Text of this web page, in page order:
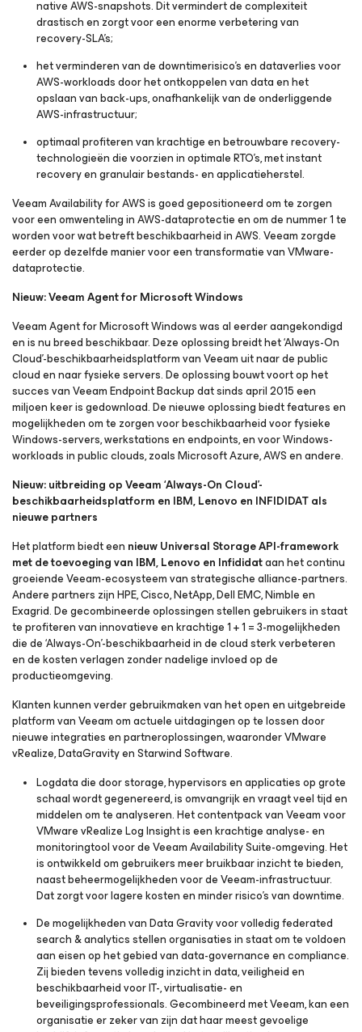
native AWS-snapshots. Dit vermindert de complexiteit
drastisch en zorgt voor een enorme verbetering van
recovery-SLA’s;
het verminderen van de downtimerisico’s en dataverlies voor
AWS-workloads door het ontkoppelen van data en het
opslaan van back-ups, onafhankelijk van de onderliggende
AWS-infrastructuur;
optimaal profiteren van krachtige en betrouwbare recovery-
technologieën die voorzien in optimale RTO’s, met instant
recovery en granulair bestands- en applicatieherstel.
Veeam Availabilityfor AWSis goed gepositioneerd om te zorgen
voor een omwenteling in AWS-dataprotectie en om de nummer 1 te
worden voor wat betreft beschikbaarheid in AWS. Veeam zorgde
eerder op dezelfde manier voor een transformatie van VMware-
dataprotectie.
Nieuw: Veeam Agentfor Microsoft Windows
Veeam Agentfor Microsoft Windowswas al eerder aangekondigd
en is nu breed beschikbaar. Deze oplossing breidt het ‘Always-On
Cloud’-beschikbaarheidsplatform van Veeam uit naar de public
cloud en naar fysieke servers. De oplossing bouwt voort op het
succes van Veeam Endpoint Backup dat sinds april 2015 een
miljoen keer is gedownload. De nieuwe oplossing biedt features en
mogelijkheden om te zorgen voor beschikbaarheid voor fysieke
Windows-servers, werkstations en endpoints, en voor Windows-
workloads in public clouds, zoals Microsoft Azure, AWS en andere.
Nieuw: uitbreiding op Veeam ‘Always-On Cloud’-
beschikbaarheidsplatform en IBM, Lenovo en INFIDIDAT als
nieuwe partners
Het platform biedt een nieuw Universal Storage API-framework
met de toevoeging van IBM, Lenovo en Infididataan het continu
groeiende Veeam-ecosysteem van strategische alliance-partners.
Andere partners zijn HPE, Cisco, NetApp, Dell EMC, Nimble en
Exagrid. De gecombineerde oplossingen stellen gebruikers in staat
te profiteren van innovatieve en krachtige 1 + 1 = 3-mogelijkheden
die de ‘Always-On’-beschikbaarheid in de cloud sterk verbeteren
en de kosten verlagen zonder nadelige invloed op de
productieomgeving.
Klanten kunnen verder gebruikmaken van het open en uitgebreide
platform van Veeam om actuele uitdagingen op te lossen door
nieuwe integraties en partneroplossingen, waaronder VMware
vRealize, DataGravity en Starwind Software.
Logdata die door storage, hypervisors en applicaties op grote
schaal wordt gegenereerd, is omvangrijk en vraagt veel tijd en
middelen om te analyseren. Het contentpack van Veeam voor
VMware vRealize Log Insight is een krachtige analyse- en
monitoringtool voor de Veeam Availability Suite-omgeving. Het
is ontwikkeld om gebruikers meer bruikbaar inzicht te bieden,
naast beheermogelijkheden voor de Veeam-infrastructuur.
Dat zorgt voor lagere kosten en minder risico’s van downtime.
De mogelijkheden van Data Gravity voor volledig federated
search & analytics stellen organisaties in staat om te voldoen
aan eisen op het gebied van data-governance en compliance.
Zij bieden tevens volledig inzicht in data, veiligheid en
beschikbaarheid voor IT-, virtualisatie- en
beveiligingsprofessionals. Gecombineerd met Veeam, kan een
organisatie er zeker van zijn dat haar meest gevoelige